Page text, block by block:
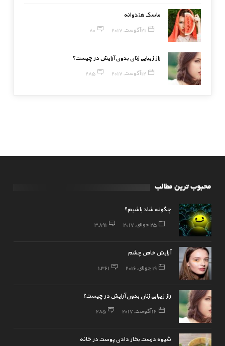
ماسک هندوانه
21 آگوست, 2017 80
راز زیبایی زنان بدون آرایش در چیست؟
12 آگوست, 2017 285
محبوب ترین مطالب
چگونه شاد باشیم؟
25 جولای, 2017 3,891
آرایش خاص چشم
19 جولای, 2016 1,361
راز زیبایی زنان بدون آرایش در چیست؟
12 آگوست, 2017 285
شیوه درست بخار دادن پوست در خانه